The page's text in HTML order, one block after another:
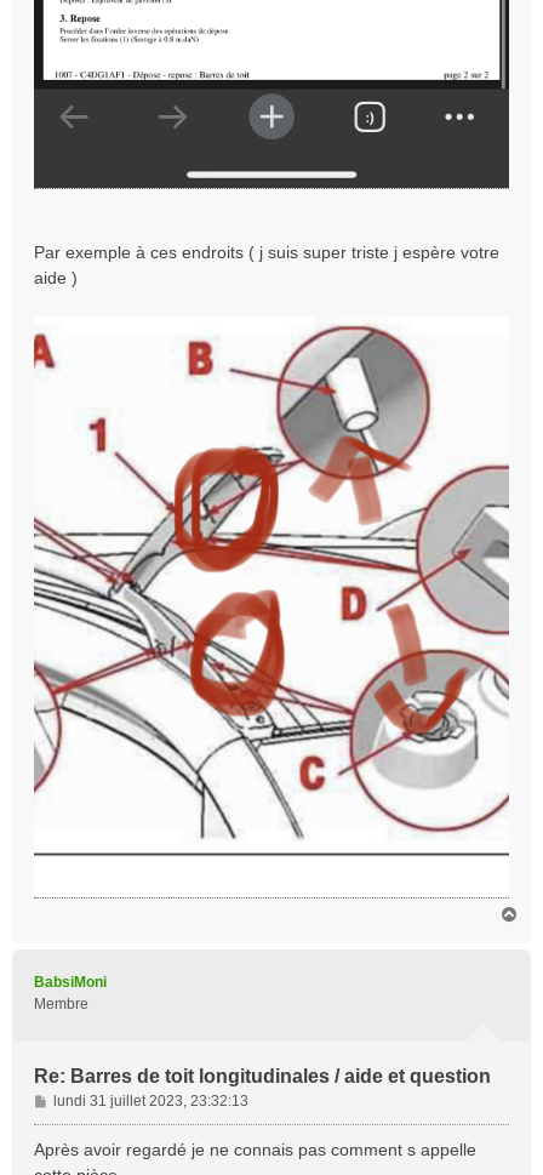
Par exemple à ces endroits ( j suis super triste j espère votre
aide )
BabsiMoni
Membre
Re: Barres de toit longitudinales / aide et question
M
e
s
lundi 31 juillet 2023, 23:32:13
Après avoir regardé je ne connais pas comment s appelle